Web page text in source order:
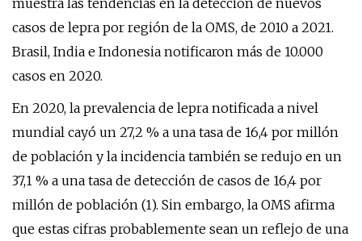
muestra las tendencias en la detección de nuevos
casos de lepra por región de la OMS, de 2010 a 2021.
Brasil, India e Indonesia notificaron más de 10.000
casos en 2020.
En 2020, la prevalencia de lepra notificada a nivel
mundial cayó un 27,2 % a una tasa de 16,4 por millón
de población y la incidencia también se redujo en un
37,1 % a una tasa de detección de casos de 16,4 por
millón de población (1). Sin embargo, la OMS afirma
que estas cifras probablemente sean un reflejo de una